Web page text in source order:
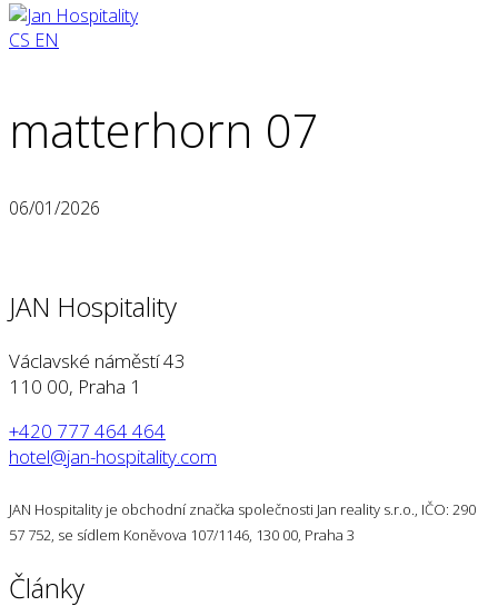
CS EN
matterhorn 07
06/01/2026
JAN Hospitality
Václavské náměstí 43
110 00, Praha 1
+420 777 464 464
hotel@jan-hospitality.com
JAN Hospitality je obchodní značka společnosti Jan reality s.r.o., IČO: 290
57 752, se sídlem Koněvova 107/1146, 130 00, Praha 3
Články